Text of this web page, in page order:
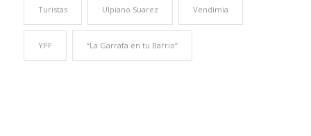
Turistas Ulpiano Suarez Vendimia
YPF “La Garrafa en tu Barrio”